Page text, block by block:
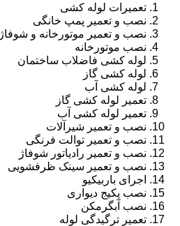
تعمیرات لوله کشی
نصب و تعمیر پمپ خانگی
نصب و تعمیر موتورخانه و شوفاژ
نصب موتورخانه
لوله کشی فاضلاب ساختمان
لوله کشی گاز
لوله کشی آب
تعمیر لوله کشی گاز
تعمیر لوله کشی آب
نصب و تعمیر شیرآلات
نصب و تعمیر توالت فرنگی
نصب و تعمیر رادیاتور شوفاژ
نصب و تعمیر سینک ظرفشویی
اجرای باربیکیو
نصب پکیج دیواری
نصب آبگرمکن
تعمیر ترگیدگی لوله